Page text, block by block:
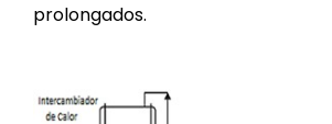
prolongados.